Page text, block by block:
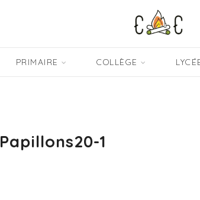
PRIMAIRE COLLÈGE
Papillons20-1